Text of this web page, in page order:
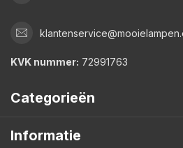
KVK nummer: 72991763
Categorieën
Informatie